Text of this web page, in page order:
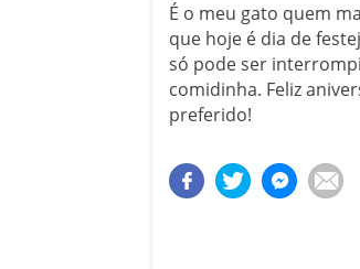
É o meu gato quem
que hoje é dia de
só pode ser
comidinha. Feliz
preferido!